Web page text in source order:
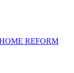
REFORM